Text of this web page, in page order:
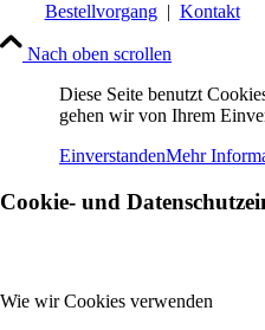
Bestellvorgang| Kontakt
Nach oben scrollen
Diese Seite benutzt
gehen wir von Ihrem
EinverstandenMehr
Cookie- und
Wie wir Cookies verwenden